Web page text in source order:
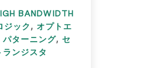
BANDWIDTH
ジック ,オプトエ
パターニング,セ
ランジスタ